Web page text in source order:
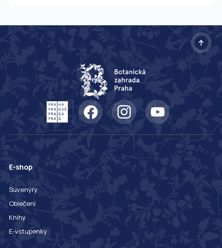
E-shop
Suvenýry
Oblečení
Knihy
E-vstupenky